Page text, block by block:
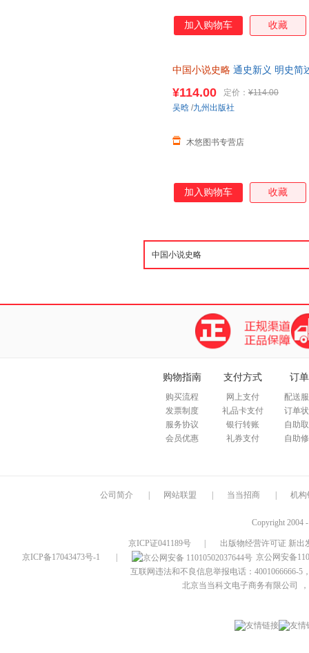
加入购物车 收藏
中国小说史略 通史新义 明史简
¥114.00 定价： ¥114.00
木悠图书专营店
吴晗 /九州出版社
加入购物车 收藏
购物指南
购买流程
发票制度
服务协议
会员优惠
支付方式
网上支付
礼品卡支付
银行转账
礼券支付
订
配送
订单
自助
自助
公司简介 网站联盟 当当招商 机构
Copyright 2004
京ICP证041189号
出版物经营许可证 新出
京ICP备17043473号-1
京公网安备
互联网违法和不良信息举报电话：4001066666-5
北京当当科文电子商务有限公司